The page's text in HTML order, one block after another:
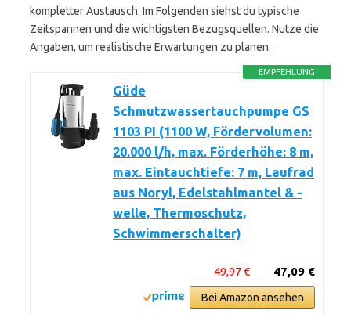
kompletter Austausch. Im Folgenden siehst du typische
Zeitspannen und die wichtigsten Bezugsquellen. Nutze die
Angaben, um realistische Erwartungen zu planen.
EMPFEHLUNG
Güde
Schmutzwassertauchpumpe GS
1103 PI (1100 W, Fördervolumen:
20.000 l/h, max. Förderhöhe: 8 m,
max. Eintauchtiefe: 7 m, Laufrad
aus Noryl, Edelstahlmantel & -
welle, Thermoschutz,
Schwimmerschalter)
47,09 €
49,97 €
Bei Amazon ansehen